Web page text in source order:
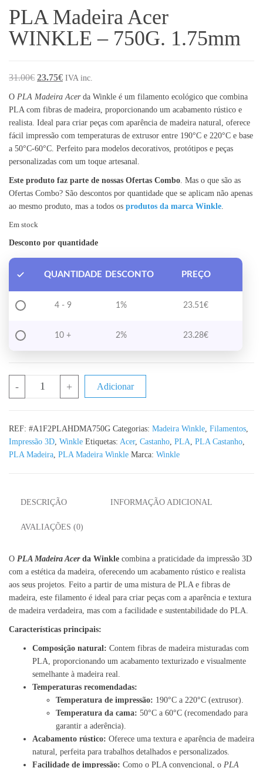
PLA Madeira Acer
WINKLE – 750G. 1.75mm
31.00€ O preço original era: 31.00€.
23.75€O preço atual é: 23.75€.
IVA inc.
O PLA Madeira Acerda Winkle é um filamento ecológico que combina
PLA com fibras de madeira, proporcionando um acabamento rústico e
realista. Ideal para criar peças com aparência de madeira natural, oferece
fácil impressão com temperaturas de extrusor entre 190°C e 220°C e base
a 50°C-60°C. Perfeito para modelos decorativos, protótipos e peças
personalizadas com um toque artesanal.
Este produto faz parte de nossas Ofertas Combo . Mas o que são as
Ofertas Combo? São descontos por quantidade que se aplicam não apenas
ao mesmo produto, mas a todos os produtos da marca Winkle
Em stock
Desconto por quantidade
QUANTIDADE DESCONTO PREÇO
4 - 9 1% 23.51 €
10 + 2% 23.28€
- + Adicionar
REF: #A1F2PLAHDMA750G Categorias: Madeira Winkle Filamentos
Impressão 3D Winkle Etiquetas: Acer, Castanho PLA PLA Castanho
PLA Madeira PLA Madeira Winkle Marca: Winkle
DESCRIÇÃO INFORMAÇÃO ADICIONAL
AVALIAÇÕES (0)
O PLA Madeira Acerda Winkle combina a praticidade da impressão 3D
com a estética da madeira, oferecendo um acabamento rústico e realista
aos seus projetos. Feito a partir de uma mistura de PLA e fibras de
madeira, este filamento é ideal para criar peças com a aparência e textura
de madeira verdadeira, mas com a facilidade e sustentabilidade do PLA.
Características principais:
Composição natural: Contem fibras de madeira misturadas com
PLA, proporcionando um acabamento texturizado e visualmente
semelhante à madeira real.
Temperaturas recomendadas:
Temperatura de impressão: 190°C a 220°C (extrusor).
Temperatura da cama: 50°C a 60°C (recomendado para
garantir a aderência).
Acabamento rústico: Oferece uma textura e aparência de madeira
natural, perfeita para trabalhos detalhados e personalizados.
Facilidade de impressão: Como o PLA convencional, o PLA